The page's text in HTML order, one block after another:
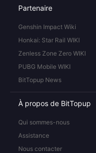
Partenaire
Genshin Impact Wiki
Honkai: Star Rail WIKI
Zenless Zone Zero WIKI
PUBG Mobile WIKI
BitTopup News
À propos de BitTopup
Qui sommes-nous
Assistance
Nous contacter